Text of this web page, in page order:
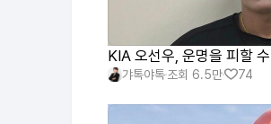
KIA 오선우, 운명을 피할
갸톡야톡조회 6.5만 74